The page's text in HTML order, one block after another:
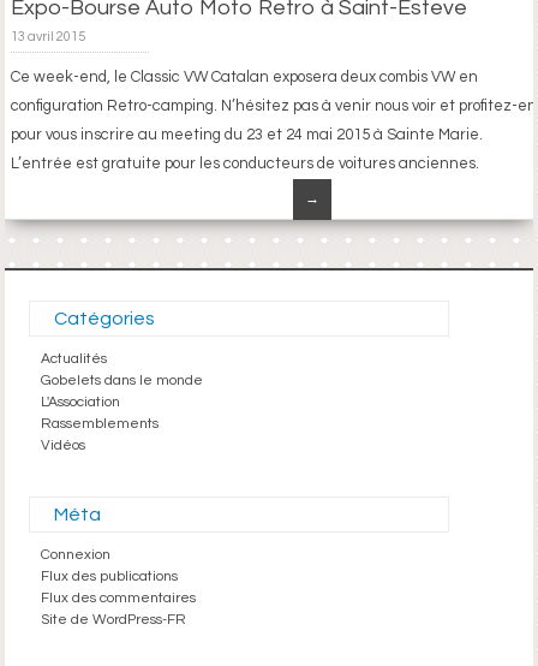
Expo-Bourse Auto Moto Retro à Saint-Esteve
13 avril 2015
Ce week-end, le Classic VW Catalan exposera deux combis VW en
configuration Retro-camping. N’hésitez pas à venir nous voir et profitez-en
pour vous inscrire au meeting du 23 et 24 mai 2015 à Sainte Marie.
L’entrée est gratuite pour les conducteurs de voitures anciennes.
→
Catégories
Actualités
Gobelets dans le monde
L'Association
Rassemblements
Vidéos
Méta
Connexion
Flux des publications
Flux des commentaires
Site de WordPress-FR